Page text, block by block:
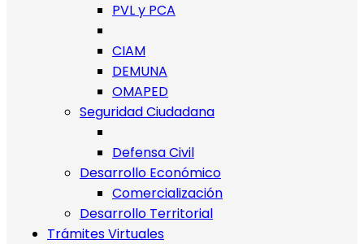
PVL y PCA
CIAM
DEMUNA
OMAPED
Seguridad Ciudadana
Defensa Civil
Desarrollo Económico
Comercialización
Desarrollo Territorial
Trámites Virtuales